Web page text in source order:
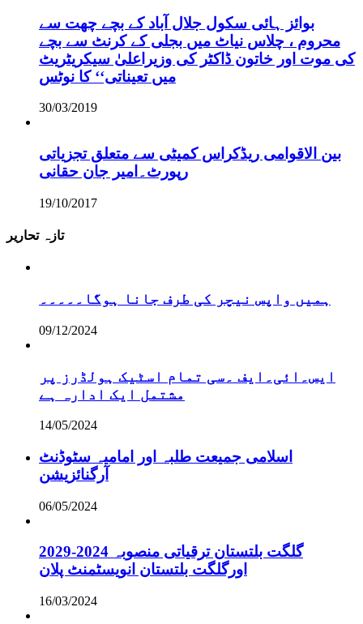
بوائز ہائی سکول جلال آباد کے بچے چھت سے
محروم ، چلاس نیاٹ میں بجلی کے کرنٹ سے بچے
کی موت اور خاتون ڈاکٹر کی وزیراعلیٰ سیکریٹریٹ
میں تعیناتی‘‘ کا نوٹس
30/03/2019
بین الاقوامی ریڈکراس کمیٹی سے متعلق تجزیاتی
رپورٹ۔امیر جان حقانی
19/10/2017
تازہ تحاریر
ہمیں واپس نیچر کی طرف جانا ہوگا۔۔۔۔۔
09/12/2024
ایس۔ائی۔ایف ۔سی تمام اسٹیک ہولڈرز پر
مشتمل ایک ادارہ ہے
14/05/2024
اسلامی جمیعت طلبہ اور امامیہ سٹوڈنٹ
آرگنائزیشن
06/05/2024
گلگت بلتستان ترقیاتی منصوبہ 2024-2029
اورگلگت بلتستان انویسٹمنٹ پلان
16/03/2024